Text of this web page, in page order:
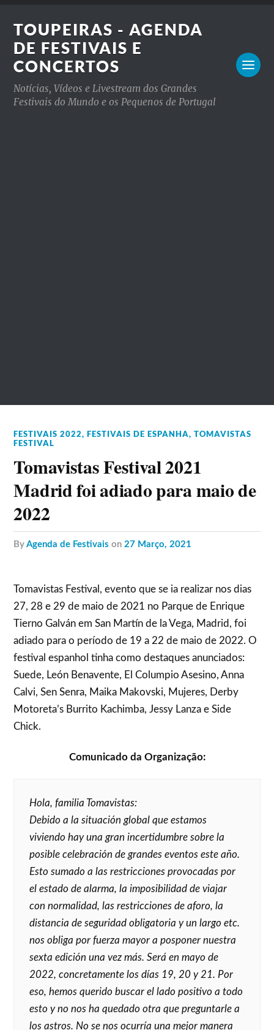
TOUPEIRAS - AGENDA
DE FESTIVAIS E
CONCERTOS
Notícias, Vídeos e Livestream dos Grandes
Festivais do Mundo e os Pequenos de Portugal
FESTIVAIS 2022,FESTIVAIS DE ESPANHA,TOMAVISTAS
FESTIVAL
Tomavistas Festival 2021
Madrid foi adiado para maio de
2022
byAgenda de Festivais on27 Março, 2021
Tomavistas Festival, evento que se ia realizar nos dias
27, 28 e 29 de maio de 2021 no Parque de Enrique
Tierno Galván em San Martín de la Vega, Madrid, foi
adiado para o período de 19 a 22 de maio de 2022. O
festival espanhol tinha como destaques anunciados:
Suede, León Benavente, El Columpio Asesino, Anna
Calvi, Sen Senra, Maika Makovski, Mujeres, Derby
Motoreta’s Burrito Kachimba, Jessy Lanza e Side
Chick.
Comunicado da Organização:
Hola, familia Tomavistas:
Debido a la situación global que estamos
viviendo hay una gran incertidumbre sobre la
posible celebración de grandes eventos este año.
Esto sumado a las restricciones provocadas por
el estado de alarma, la imposibilidad de viajar
con normalidad, las restricciones de aforo, la
distancia de seguridad obligatoria y un largo etc.
nos obliga por fuerza mayor a posponer nuestra
sexta edición una vez más. Será en mayo de
2022, concretamente los días 19, 20 y 21. Por
eso, hemos querido buscar el lado positivo a todo
esto y no nos ha quedado otra que preguntarle a
los astros. No se nos ocurría una mejor manera